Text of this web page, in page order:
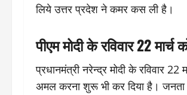
लिये उत्तर प्रदेश ने कमर कस ली है।
पीएम मोदी के रविवार 22
प्रधानमंत्री नरेन्द्र मोदी के रविवार
अमल करना शुरू भी कर दिया है। जनता